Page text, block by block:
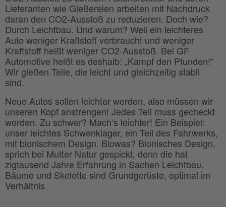
Lieferanten wie Gießereien arbeiten mit Nachdruck
daran den CO2-Ausstoß zu reduzieren. Doch wie?
Durch Leichtbau. Und warum? Weil ein leichteres
Auto weniger Kraftstoff verbraucht und weniger
Kraftstoff heißt weniger CO2-Ausstoß. Bei GF
Automotive heißt es deshalb: „Kampf den Pfunden!“
Wir gießen Teile, die leicht und gleichzeitig stabil
sind.
Neue Autos sollen leichter werden, also müssen wir
unseren Kopf anstrengen! Jedes Teil muss gecheckt
werden. Zu schwer? Mach‘s leichter! Ein Beispiel:
unser leichtes Schwenklager, ein Teil des Fahrwerks,
mit bionischem Design. Biowas? Bionisches Design,
sprich bei Mutter Natur gespickt, denn die hat
zigtausend Jahre Erfahrung in Sachen Leichtbau.
Bäume und Skelette sind Grundgerüste, optimal im
Verhältnis